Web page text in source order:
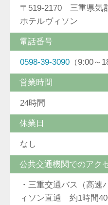
〒519-2170 三重県気
ホテルヴィソン
電話番号
0598-39-3090 （9:00～
営業時間
24時間
休業日
なし
公共交通機関でのアク
・三重交通バス（高
ィソン直通 約1時間